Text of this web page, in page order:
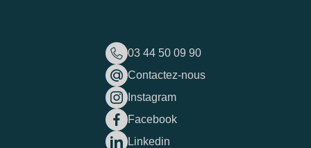
03 44 50 09 90
Contactez-nous
Instagram
Facebook
Linkedin